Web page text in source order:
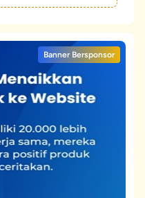
Banner Bersponsor